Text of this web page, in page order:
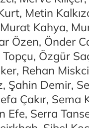
Metin
Kahya,
Özen, Önder
Özgür
Rehan
Şahin Demir,
Çakır, Sema
Efe, Serra